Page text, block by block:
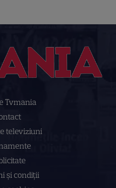
Tvmania
televiziuni
și condiții